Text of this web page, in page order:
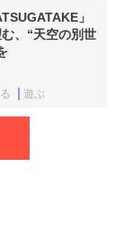
」
、“天空の別世
遊ぶ